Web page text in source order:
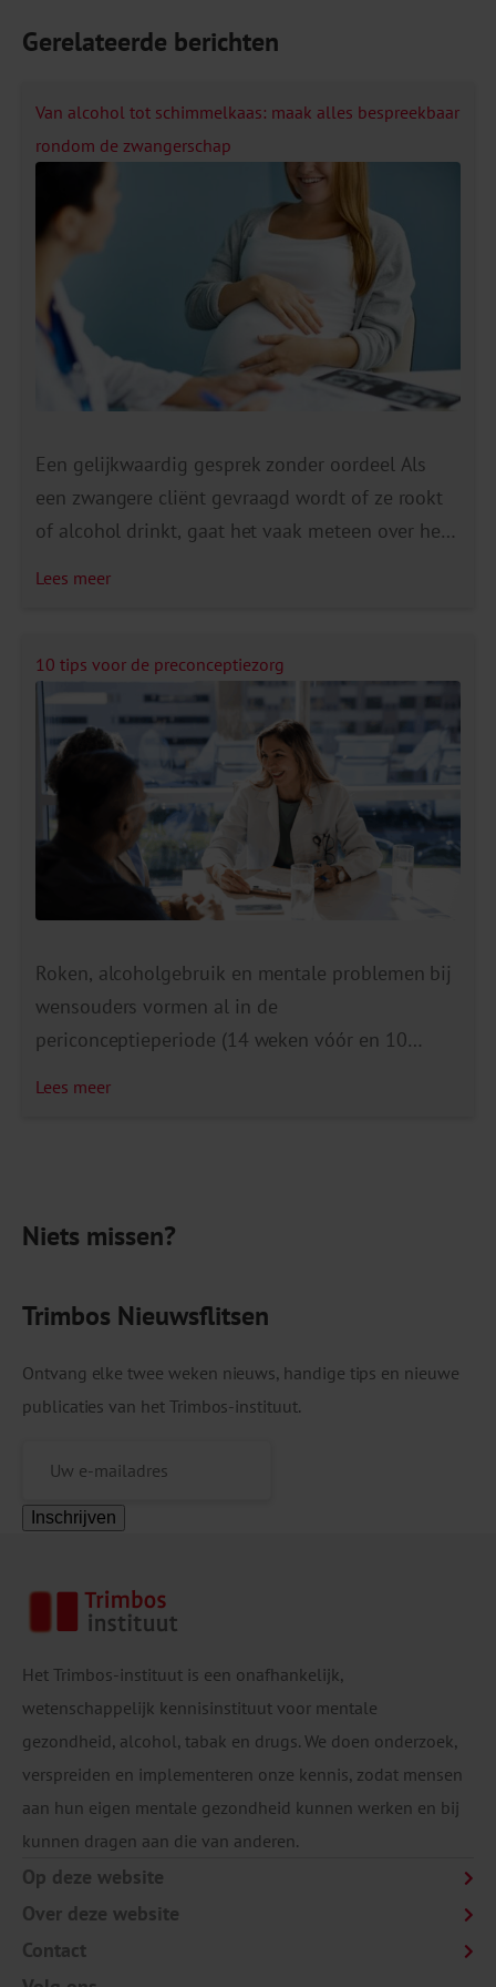
Niets missen?
Trimbos Nieuwsflitsen
Ontvang elke twee weken nieuws, handige tips en nieuwe
publicaties van het Trimbos-instituut.
Inschrijven
Gerelateerde berichten
10 tips voor de preconceptiezorg
Roken, alcoholgebruik en mentale problemen bij
wensouders vormen al in de
periconceptieperiode (14 weken vóór en 10
verwijzen. Met onderstaande 10 […]
Lees meer
Van alcohol tot schimmelkaas: maak alles bespreekbaar
rondom de zwangerschap
Een gelijkwaardig gesprek zonder oordeel Als
een zwangere cliënt gevraagd wordt of ze rookt
of alcohol drinkt, gaat het vaak meteen over het
wordt.”, vertelt Tjitske Folkertsma (projectleider
Kansrijke Ontmoetingen bij het College
Perinatale […]
Lees meer
Het Trimbos-instituut is een onafhankelijk,
wetenschappelijk kennisinstituut voor mentale
gezondheid, alcohol, tabak en drugs. We doen onderzoek,
verspreiden en implementeren onze kennis, zodat mensen
aan hun eigen mentale gezondheid kunnen werken en bij
kunnen dragen aan die van anderen.
Op deze website
Over deze website
Contact